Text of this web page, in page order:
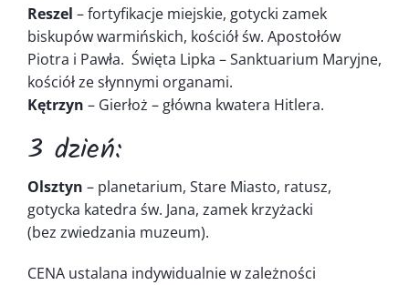
Reszel – fortyfikacje miejskie, gotycki zamek
biskupów warmińskich, kościół św. Apostołów
Piotra i Pawła. Święta Lipka – Sanktuarium Maryjne,
kościół ze słynnymi organami.
Kętrzyn – Gierłoż – główna kwatera Hitlera.
3 dzień:
Olsztyn – planetarium, Stare Miasto, ratusz,
gotycka katedra św. Jana, zamek krzyżacki
(bez zwiedzania muzeum).
CENA ustalana indywidualnie w zależności